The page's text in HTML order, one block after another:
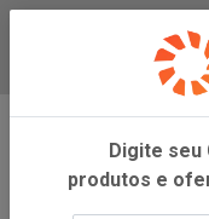
Digite seu
produtos e